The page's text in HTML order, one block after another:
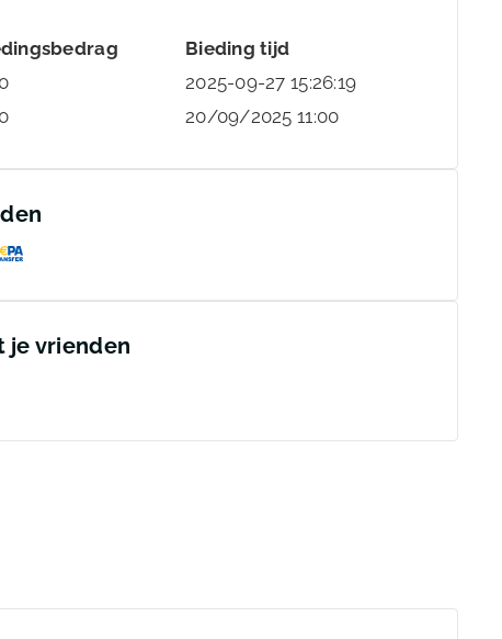
Bieding tijd
2025-09-27 15:26:19
20/09/2025 11:00
je vrienden